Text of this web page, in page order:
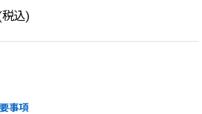
税込)
事項